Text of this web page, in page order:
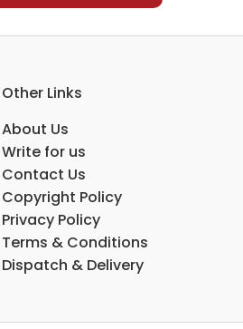
Other Links
About Us
Write for us
Contact Us
Copyright Policy
Privacy Policy
Terms & Conditions
Dispatch & Delivery